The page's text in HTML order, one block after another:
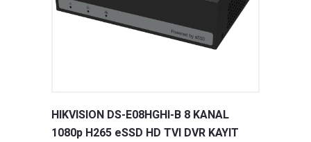
HIKVISION DS-E08HGHI-B 8 KANAL
1080p H265 eSSD HD TVI DVR KAYIT